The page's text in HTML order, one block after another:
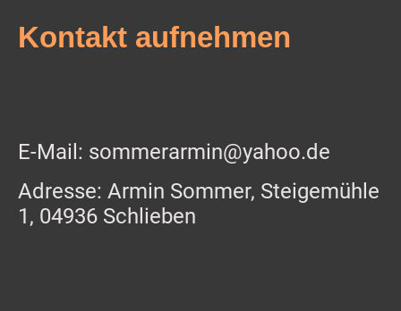
Kontakt aufnehmen
E-Mail: sommerarmin@yahoo.de
Adresse: Armin Sommer, Steigemühle
1, 04936 Schlieben